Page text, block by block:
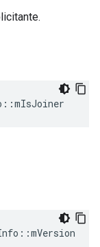
::mIsJoiner
::mVersion